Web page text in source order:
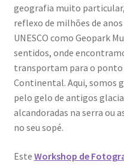
geografia muito
reflexo de milhões de
UNESCO como Geopark
sentidos, onde
transportam para o
Continental. Aqui, somos
pelo gelo de antigos
alcandoradas na serra ou
no seu sopé.
Este Workshop de